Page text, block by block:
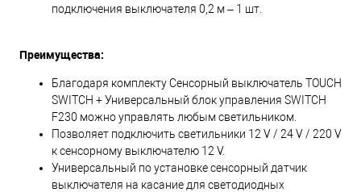
подключения выключателя 0,2 м – 1 шт.
Преимущества:
Благодаря комплекту Сенсорный выключатель TOUCH
SWITCH + Универсальный блок управления SWITCH
F230 можно управлять любым светильником.
Позволяет подключить светильники 12 V / 24 V / 220 V
к сенсорному выключателю 12 V.
Универсальный по установке сенсорный датчик
выключателя на касание для светодиодных